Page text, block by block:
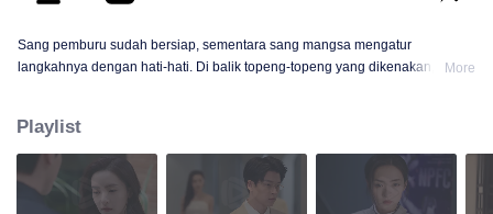
Sang pemburu sudah bersiap, sementara sang mangsa mengatur
langkahnya dengan hati-hati. Di balik topeng-topeng yang dikenakan,
More
Playlist